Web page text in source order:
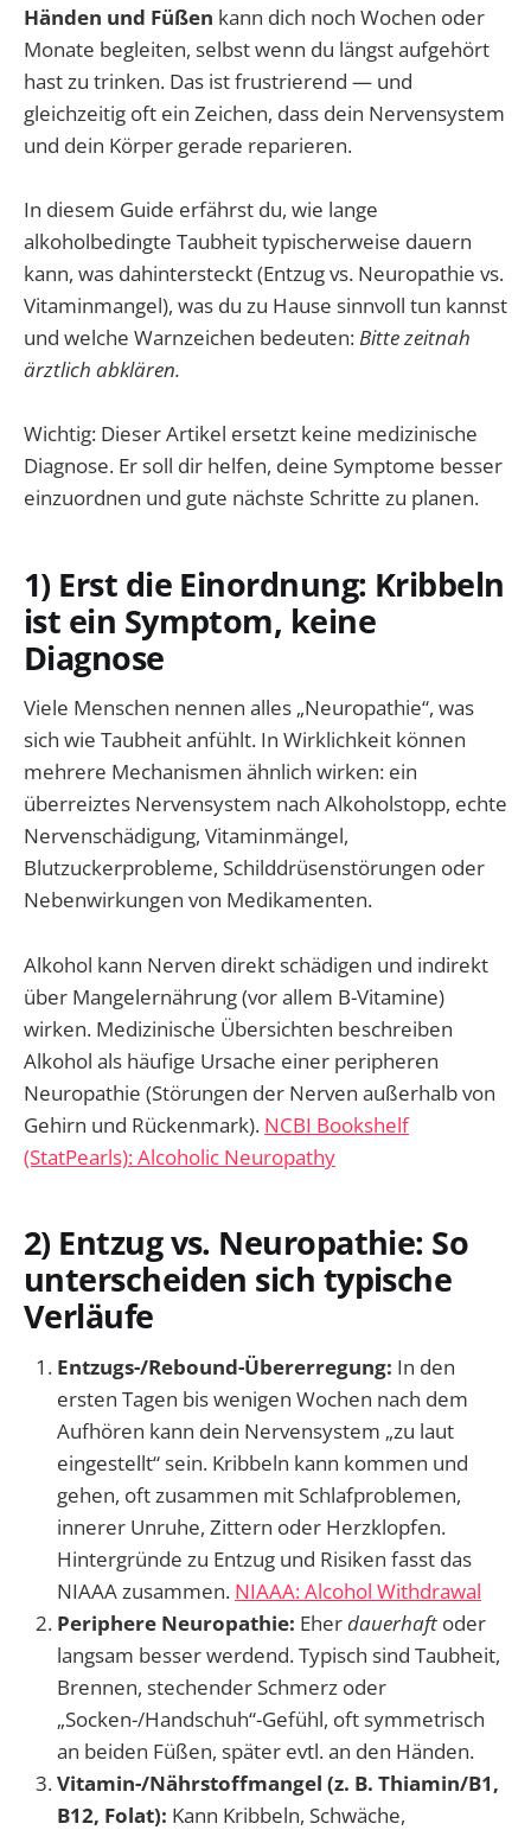
Händen und Füßen kann dich noch Wochen oder
Monate begleiten, selbst wenn du längst aufgehört
hast zu trinken. Das ist frustrierend — und
gleichzeitig oft ein Zeichen, dass dein Nervensystem
und dein Körper gerade reparieren.
In diesem Guide erfährst du, wie lange
alkoholbedingte Taubheit typischerweise dauern
kann, was dahintersteckt (Entzug vs. Neuropathie vs.
Vitaminmangel), was du zu Hause sinnvoll tun kannst
und welche Warnzeichen bedeuten:Bitte zeitnah
ärztlich abklären.
Wichtig: Dieser Artikel ersetzt keine medizinische
Diagnose. Er soll dir helfen, deine Symptome besser
einzuordnen und gute nächste Schritte zu planen.
1) Erst die Einordnung: Kribbeln
ist ein Symptom, keine
Diagnose
Viele Menschen nennen alles „Neuropathie“, was
sich wie Taubheit anfühlt. In Wirklichkeit können
mehrere Mechanismen ähnlich wirken: ein
überreiztes Nervensystem nach Alkoholstopp, echte
Nervenschädigung, Vitaminmängel,
Blutzuckerprobleme, Schilddrüsenstörungen oder
Nebenwirkungen von Medikamenten.
Alkohol kann Nerven direkt schädigen und indirekt
über Mangelernährung (vor allem B-Vitamine)
wirken. Medizinische Übersichten beschreiben
Alkohol als häufige Ursache einer peripheren
Neuropathie (Störungen der Nerven außerhalb von
Gehirn und Rückenmark). NCBI Bookshelf
(StatPearls): Alcoholic Neuropathy
2) Entzug vs. Neuropathie: So
unterscheiden sich typische
Verläufe
Entzugs-/Rebound-Übererregung: In den
ersten Tagen bis wenigen Wochen nach dem
Aufhören kann dein Nervensystem „zu laut
eingestellt“ sein. Kribbeln kann kommen und
gehen, oft zusammen mit Schlafproblemen,
innerer Unruhe, Zittern oder Herzklopfen.
Hintergründe zu Entzug und Risiken fasst das
NIAAA zusammen. NIAAA: Alcohol Withdrawal
Periphere Neuropathie: Eherdauerhaft oder
langsam besser werdend. Typisch sind Taubheit,
Brennen, stechender Schmerz oder
„Socken-/Handschuh“-Gefühl, oft symmetrisch
an beiden Füßen, später evtl. an den Händen.
Vitamin-/Nährstoffmangel (z. B. Thiamin/B1,
B12, Folat): Kann Kribbeln, Schwäche,